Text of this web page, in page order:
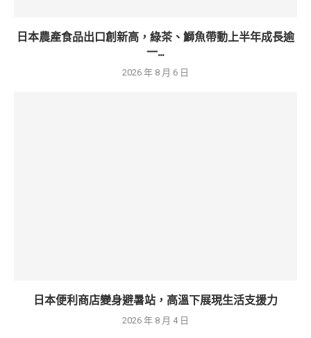
日本農產食品出口創新高，綠茶、鰤魚帶動上半年成長逾
一...
2026 年 8 月 6 日
日本便利商店變身避暑站，高溫下展現生活支援力
2026 年 8 月 4 日